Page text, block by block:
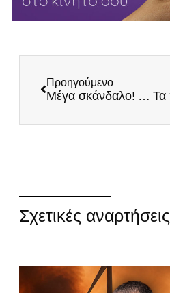
Προηγούμενο
Μέγα σκάνδαλο! Ληστρική σύμβαση της κυβέρνησης με την Ελληνικός Χρυσός
Σχετικές αναρτήσεις